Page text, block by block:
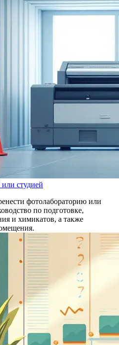
студией
фотолабораторию или
по подготовке,
и химикатов, а также